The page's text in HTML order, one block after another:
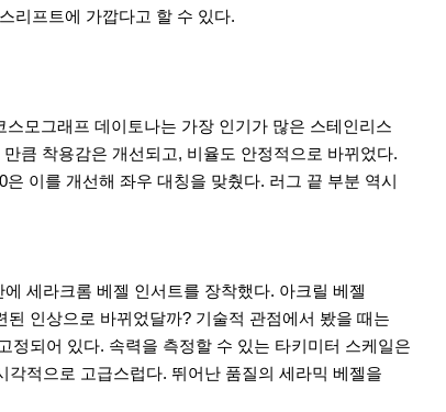
리프트에 가깝다고 할 수 있다.
모그래프 데이토나는 가장 인기가 많은 스테인리스
큼 착용감은 개선되고, 비율도 안정적으로 바뀌었다.
이를 개선해 좌우 대칭을 맞췄다. 러그 끝 부분 역시
세라크롬 베젤 인서트를 장착했다. 아크릴 베젤
인상으로 바뀌었달까? 기술적 관점에서 봤을 때는
정되어 있다. 속력을 측정할 수 있는 타키미터 스케일은
적으로 고급스럽다. 뛰어난 품질의 세라믹 베젤을